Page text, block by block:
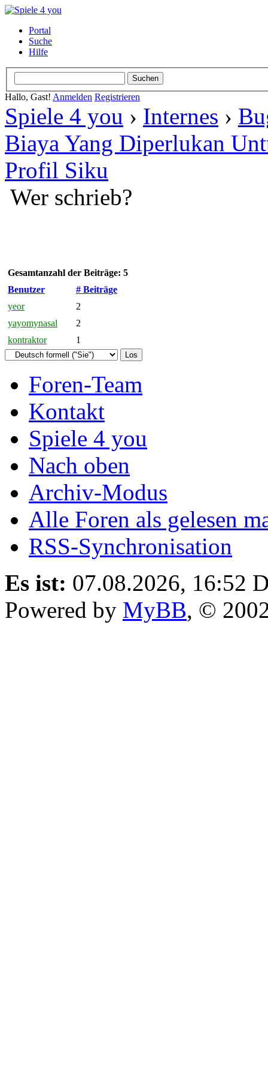
Portal
Suche
Hilfe
Hallo, Gast! Anmelden Registrieren
Spiele 4 you › Internes ›
Biaya Yang Diperlukan
Profil Siku
Wer schrieb?
Gesamtanzahl der Beiträge: 5
Benutzer
# Beiträge
yeor
2
yayomynasal
2
kontraktor
1
Foren-Team
Kontakt
Spiele 4 you
Nach oben
Archiv-Modus
Alle Foren als gelesen
RSS-Synchronisation
Es ist: 07.08.2026, 16:52
Powered by MyBB, ©